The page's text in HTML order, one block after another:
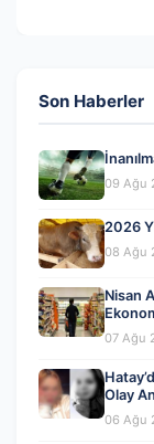
Son Haberler
09 Ağu
2026
08 Ağu
Nisan
07 Ağu
Olay
06 Ağu